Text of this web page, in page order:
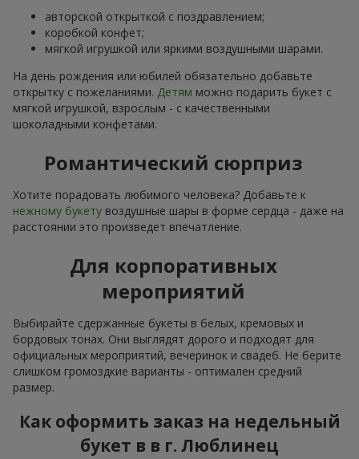
авторской открыткой с поздравлением;
коробкой конфет;
мягкой игрушкой или яркими воздушными шарами.
На день рождения или юбилей обязательно добавьте
открытку с пожеланиями. Детям можно подарить букет с
мягкой игрушкой, взрослым - с качественными
шоколадными конфетами.
Романтический сюрприз
Хотите порадовать любимого человека? Добавьте к
нежному букету воздушные шары в форме сердца - даже на
расстоянии это произведет впечатление.
Для корпоративных
мероприятий
Выбирайте сдержанные букеты в белых, кремовых и
бордовых тонах. Они выглядят дорого и подходят для
официальных мероприятий, вечеринок и свадеб. Не берите
слишком громоздкие варианты - оптимален средний
размер.
Как оформить заказ на недельный
букет в в г. Люблинец